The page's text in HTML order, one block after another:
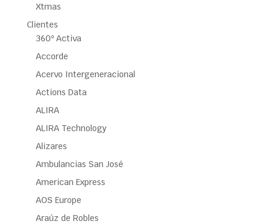
Xtmas
Clientes
360º Activa
Accorde
Acervo Intergeneracional
Actions Data
ALIRA
ALIRA Technology
Alizares
Ambulancias San José
American Express
AOS Europe
Araúz de Robles